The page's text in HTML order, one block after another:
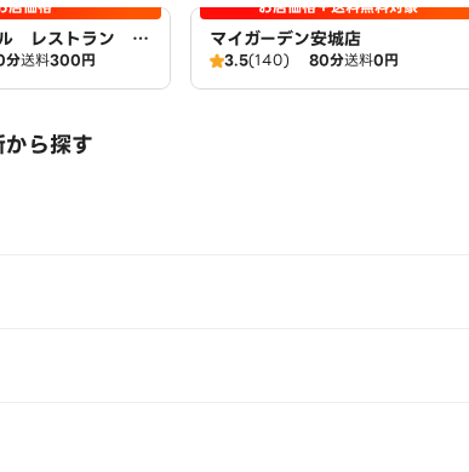
店価格
レストラン ア
分送料300円
お店価格＋送料無料対象
マイガーデン安城店
3.5(140) 80分送料0円
ら探す